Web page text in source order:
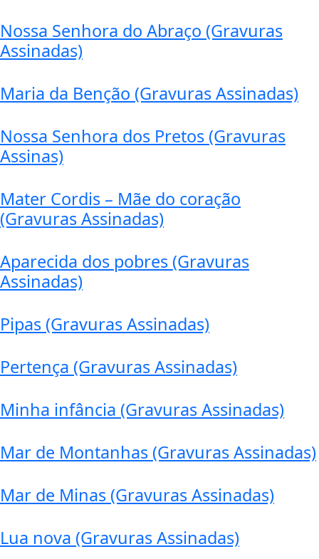
Nossa Senhora do Abraço (Gravuras
Assinadas)
Maria da Benção (Gravuras Assinadas)
Nossa Senhora dos Pretos (Gravuras
Assinas)
Mater Cordis – Mãe do coração
(Gravuras Assinadas)
Aparecida dos pobres (Gravuras
Assinadas)
Pipas (Gravuras Assinadas)
Pertença (Gravuras Assinadas)
Minha infância (Gravuras Assinadas)
Mar de Montanhas (Gravuras Assinadas)
Mar de Minas (Gravuras Assinadas)
Lua nova (Gravuras Assinadas)